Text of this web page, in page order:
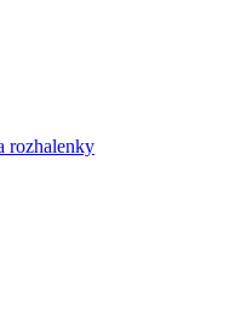
rozhalenky